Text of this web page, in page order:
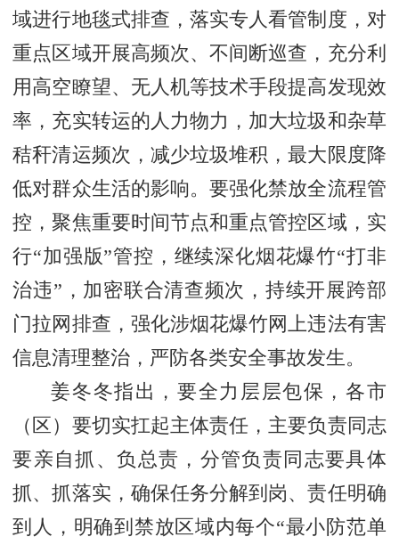
域进行地毯式排查，落实专人看管制度，对
重点区域开展高频次、不间断巡查，充分利
用高空瞭望、无人机等技术手段提高发现效
率，充实转运的人力物力，加大垃圾和杂草
秸秆清运频次，减少垃圾堆积，最大限度降
低对群众生活的影响。要强化禁放全流程管
控，聚焦重要时间节点和重点管控区域，实
行“加强版”管控，继续深化烟花爆竹“打非
治违”，加密联合清查频次，持续开展跨部
门拉网排查，强化涉烟花爆竹网上违法有害
信息清理整治，严防各类安全事故发生。
姜冬冬指出，要全力层层包保，各市
（区）要切实扛起主体责任，主要负责同志
要亲自抓、负总责，分管负责同志要具体
抓、抓落实，确保任务分解到岗、责任明确
到人，明确到禁放区域内每个“最小防范单